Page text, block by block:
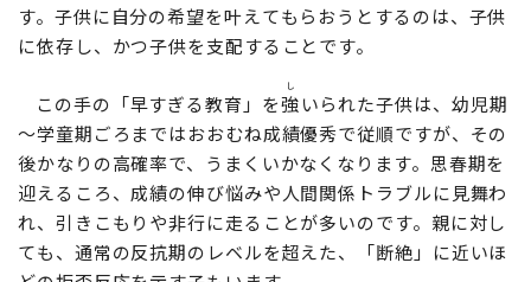
す。
これが、子供を無視した子育てであることは明らかで
す。子供に自分の希望を叶えてもらおうとするのは、子供
に依存し、かつ子供を支配することです。
この手の「早すぎる教育」を 強
し
いられた子供は、幼児期
～学童期ごろまではおおむね成績優秀で従順ですが、その
後かなりの高確率で、うまくいかなくなります。思春期を
迎えるころ、成績の伸び悩みや人間関係トラブルに見舞わ